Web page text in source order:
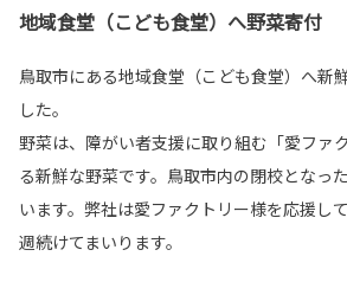
地域食堂（こども食堂）へ野菜寄付
鳥取市にある地域食堂（こども食堂）へ新
した。
野菜は、障がい者支援に取り組む「愛ファ
る新鮮な野菜です。鳥取市内の閉校となっ
います。弊社は愛ファクトリー様を応援し
週続けてまいります。